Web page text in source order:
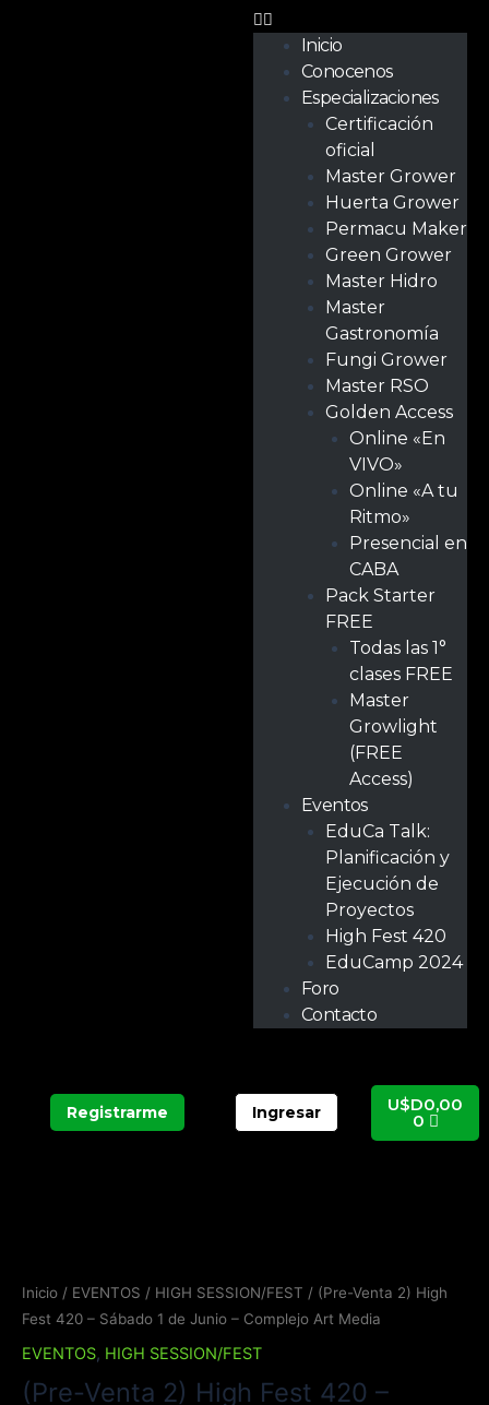
Inicio
Conocenos
Especializaciones
Certificación
oficial
Master Grower
Huerta Grower
Permacu Maker
Green Grower
Master Hidro
Master
Gastronomía
Fungi Grower
Master RSO
Golden Access
Online «En
VIVO»
Online «A tu
Ritmo»
Presencial en
CABA
Pack Starter
FREE
Todas las 1°
clases FREE
Master
Growlight
(FREE
Access)
Eventos
EduCa Talk:
Planificación y
Ejecución de
Proyectos
High Fest 420
EduCamp 2024
Foro
Contacto
Registrarme Ingresar U$D0,00
0
Inicio / EVENTOS / HIGH SESSION/FEST / (Pre-Venta 2) High
Fest 420 – Sábado 1 de Junio – Complejo Art Media
EVENTOS, HIGH SESSION/FEST
(Pre-Venta 2) High Fest 420 –